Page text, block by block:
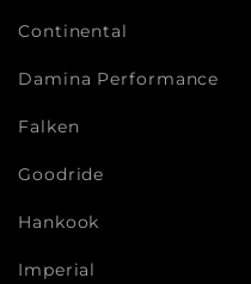
Continental
Damina Performance
Falken
Goodride
Hankook
Imperial